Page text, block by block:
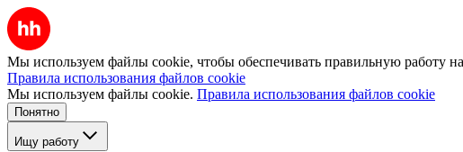
Мы используем файлы cookie, чтобы обеспечивать правильную работу
Правила использования файлов cookie
Мы используем файлы cookie. Правила использования файлов cookie
Понятно
Ищу работу